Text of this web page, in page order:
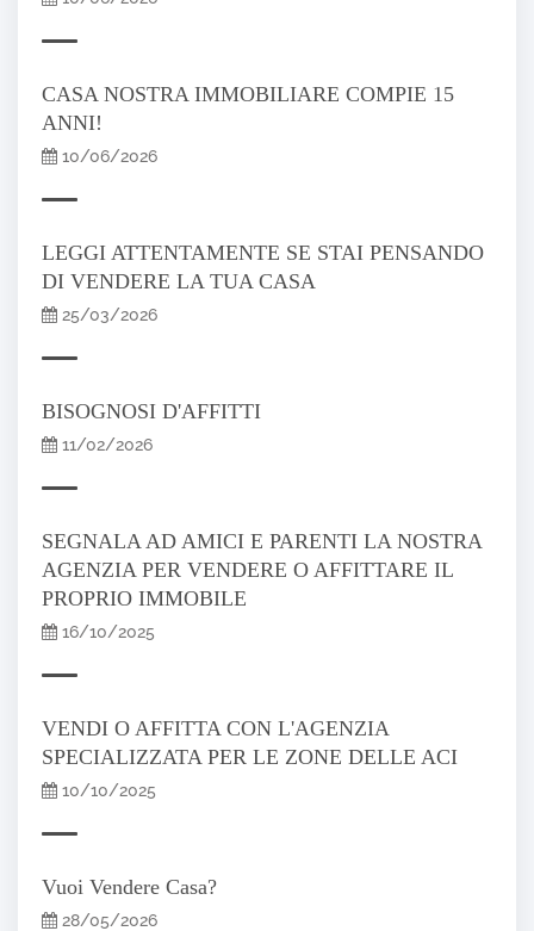
CASA NOSTRA IMMOBILIARE COMPIE 15
ANNI!
10/06/2026
LEGGI ATTENTAMENTE SE STAI PENSANDO
DI VENDERE LA TUA CASA
25/03/2026
BISOGNOSI D'AFFITTI
11/02/2026
SEGNALA AD AMICI E PARENTI LA NOSTRA
AGENZIA PER VENDERE O AFFITTARE IL
PROPRIO IMMOBILE
16/10/2025
VENDI O AFFITTA CON L'AGENZIA
SPECIALIZZATA PER LE ZONE DELLE ACI
10/10/2025
Vuoi Vendere Casa?
28/05/2026